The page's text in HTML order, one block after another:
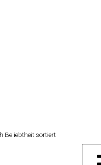
Beliebtheit sortiert